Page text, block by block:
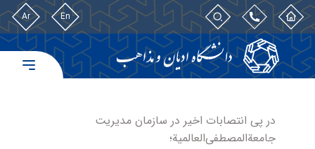
En
Ar
در پی انتصابات اخیر در سازمان مدیریت
جامعة‌المصطفی‌العالمیة؛